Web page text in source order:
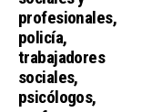
profesionales,
policía,
trabajadores
sociales,
psicólogos,